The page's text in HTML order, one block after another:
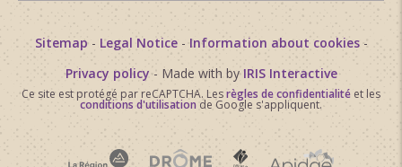
Sitemap - Legal Notice- Information about cookies-
Privacy policy - Made with by IRIS Interactive
Ce site est protégé par reCAPTCHA. Lesrègles de confidentialité et les
conditions d'utilisation de Google s'appliquent.